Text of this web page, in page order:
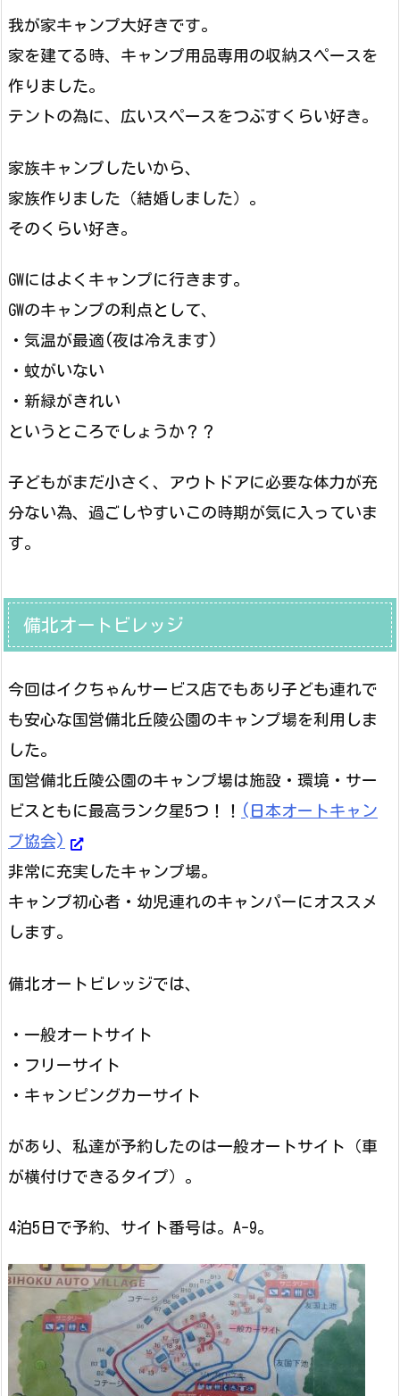
我が家キャンプ大好きです。
家を建てる時、キャンプ用品専用の収納スペースを
作りました。
テントの為に、広いスペースをつぶすくらい好き。
家族キャンプしたいから、
家族作りました（結婚しました）。
そのくらい好き。
GWにはよくキャンプに行きます。
GWのキャンプの利点として、
・気温が最適(夜は冷えます)
・蚊がいない
・新緑がきれい
というところでしょうか？？
子どもがまだ小さく、アウトドアに必要な体力が充
分ない為、過ごしやすいこの時期が気に入っていま
す。
備北オートビレッジ
今回はイクちゃんサービス店でもあり子ども連れで
も安心な国営備北丘陵公園のキャンプ場を利用しま
した。
国営備北丘陵公園のキャンプ場は施設・環境・サー
ビスともに最高ランク星5つ！！ (日本オートキャン
プ協会)
非常に充実したキャンプ場。
キャンプ初心者・幼児連れのキャンパーにオススメ
します。
備北オートビレッジでは、
・一般オートサイト
・フリーサイト
・キャンピングカーサイト
があり、私達が予約したのは一般オートサイト（車
が横付けできるタイプ）。
4泊5日で予約、サイト番号は。A-9。